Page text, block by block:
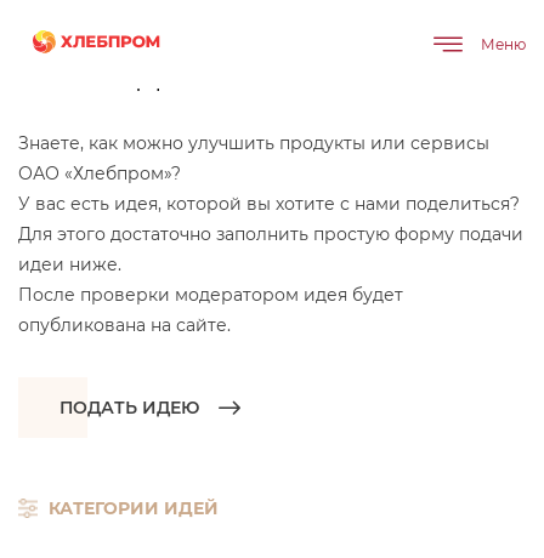
Меню
Знаете, как можно улучшить продукты или сервисы
ОАО «Хлебпром»?
У вас есть идея, которой вы хотите с нами поделиться?
Для этого достаточно заполнить простую форму подачи
идеи ниже.
После проверки модератором идея будет
опубликована на сайте.
ПОДАТЬ ИДЕЮ
КАТЕГОРИИ ИДЕЙ